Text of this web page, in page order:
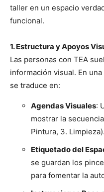
taller en un espacio
funcional.
1. Estructura y Apoyos
Las personas con TEA
información visual. En
se traduce en:
Agendas Visuales:
mostrar la
Pintura, 3. Limpieza).
Etiquetado del
se guardan los
para fomentar la